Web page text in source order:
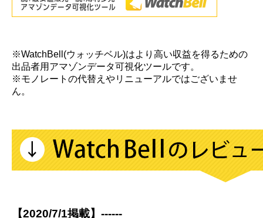
※WatchBell(ウォッチベル)はより高い収益を得るための
出品者用アマゾンデータ可視化ツールです。
※モノレートの代替えやリニューアルではございませ
ん。
【2020/7/1掲載】------